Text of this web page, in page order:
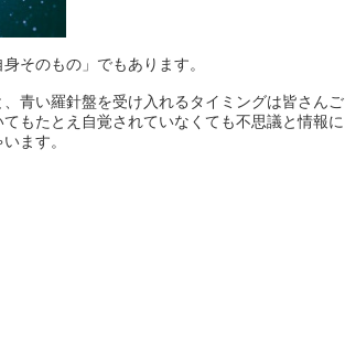
そのもの」でもあります。
青い羅針盤を受け入れるタイミングは皆さんご
もたとえ自覚されていなくても不思議と情報に
ます。